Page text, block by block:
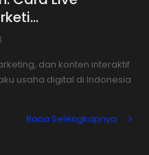
dan konten interaktif
usaha digital di Indonesia
Baca Selengkapnya